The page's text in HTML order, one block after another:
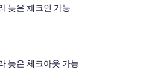
늦은 체크인 가능
늦은 체크아웃 가능